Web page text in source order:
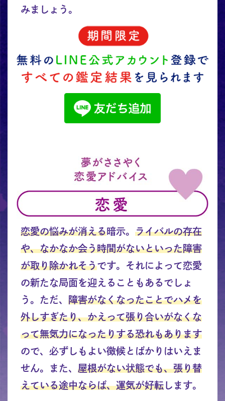
みましょう。
恋愛の悩みが消える暗示。 ライバルの存在
や、なかなか会う時間がないといった障害
が取り除かれそうです。それによって恋愛
の新たな局面を迎えることもあるでしょ
う。ただ、 障害がなくなったことでハメを
外しすぎたり、かえって張り合いがなくな
って無気力になったりする恐れもあります
ので、必ずしもよい徴候とばかりはいえま
せん。また、 屋根がない状態でも、張り替
えている途中ならば、運気が好転します。